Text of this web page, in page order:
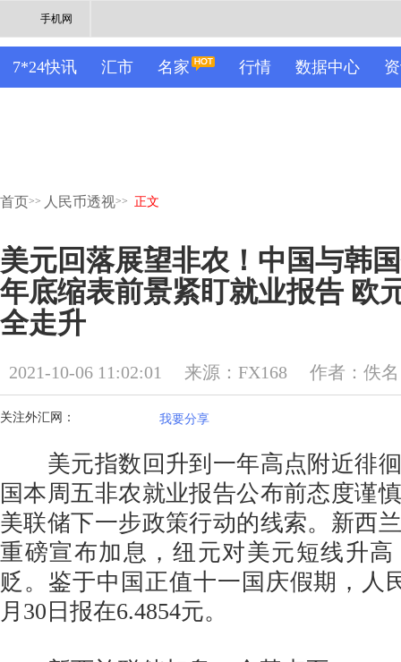
手机网
7*24快讯 汇市 名家 行情 数据中心
首页>> 人民币透视>> 正文
美元回落展望非农！中国与韩
年底缩表前景紧盯就业报告 欧
全走升
2021-10-06 11:02:01 来源：FX168 作者：佚名
关注外汇网： 我要分享
美元指数回升到一年高点附近徘徊
国本周五非农就业报告公布前态度谨
美联储下一步政策行动的线索。新西
重磅宣布加息，纽元对美元短线升
贬。鉴于中国正值十一国庆假期，人
月30日报在6.4854元。